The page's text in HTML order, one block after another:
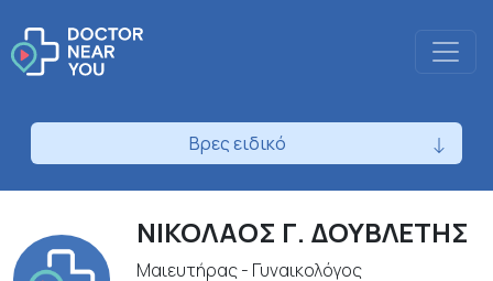
Βρες ειδικό
ΝΙΚΟΛΑΟΣ Γ. ΔΟΥΒΛΕΤΗΣ
Μαιευτήρας - Γυναικολόγος